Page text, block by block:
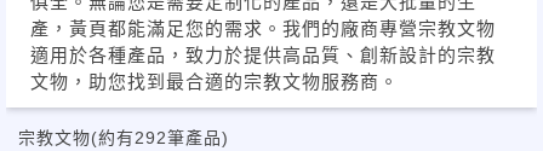
產，黃頁都能滿足您的需求。我們的廠商專營宗教文物
適用於各種產品，致力於提供高品質、創新設計的宗教
文物，助您找到最合適的宗教文物服務商。
宗教文物(約有292筆產品)